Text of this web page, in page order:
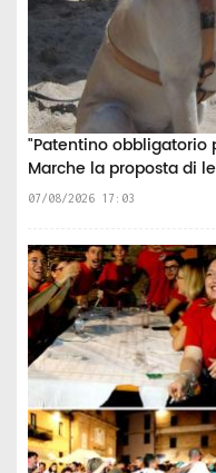
"Patentino obbligatorio
Marche la proposta di
07/08/2026 17:03